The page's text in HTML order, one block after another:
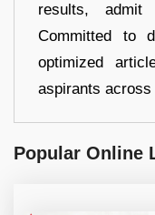
results,
Committed to
optimized
aspirants across
Popular Online